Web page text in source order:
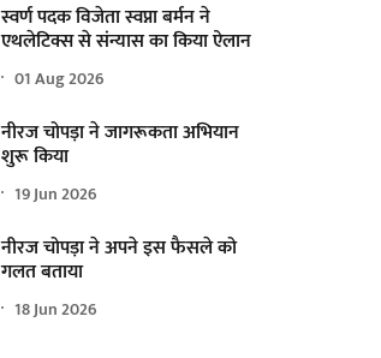
स्वर्ण पदक विजेता स्वप्ना बर्मन ने
एथलेटिक्स से संन्यास का किया ऐलान
01 Aug 2026
नीरज चोपड़ा ने जागरूकता अभियान
शुरू किया
19 Jun 2026
नीरज चोपड़ा ने अपने इस फैसले को
गलत बताया
18 Jun 2026